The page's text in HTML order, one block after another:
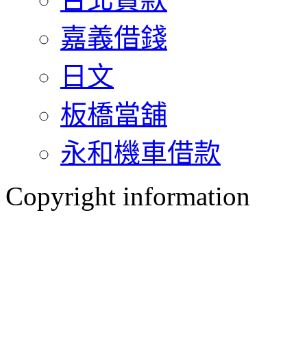
嘉義借錢
日文
板橋當舖
永和機車借款
Copyright information